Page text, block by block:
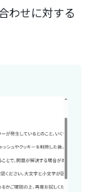
わせに対する